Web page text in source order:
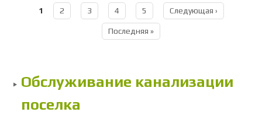
Страницы
1 2 3 4 5 Следующая ›
Последняя »
Обслуживание канализации
поселка